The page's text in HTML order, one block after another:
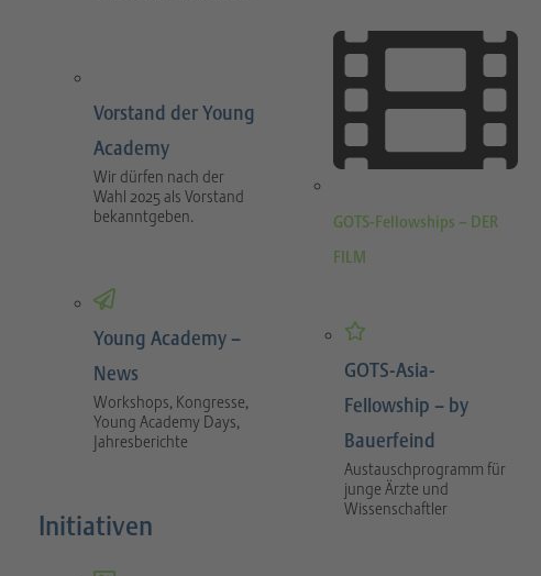
Vorstand der Young
Academy
Wir dürfen nach der
Wahl 2025 als Vorstand
bekanntgeben.
Young Academy –
News
Workshops, Kongresse,
Young Academy Days,
Jahresberichte
Initiativen
GOTS-Fellowships – DER
FILM
GOTS-Asia-
Fellowship – by
Bauerfeind
Austauschprogramm für
junge Ärzte und
Wissenschaftler